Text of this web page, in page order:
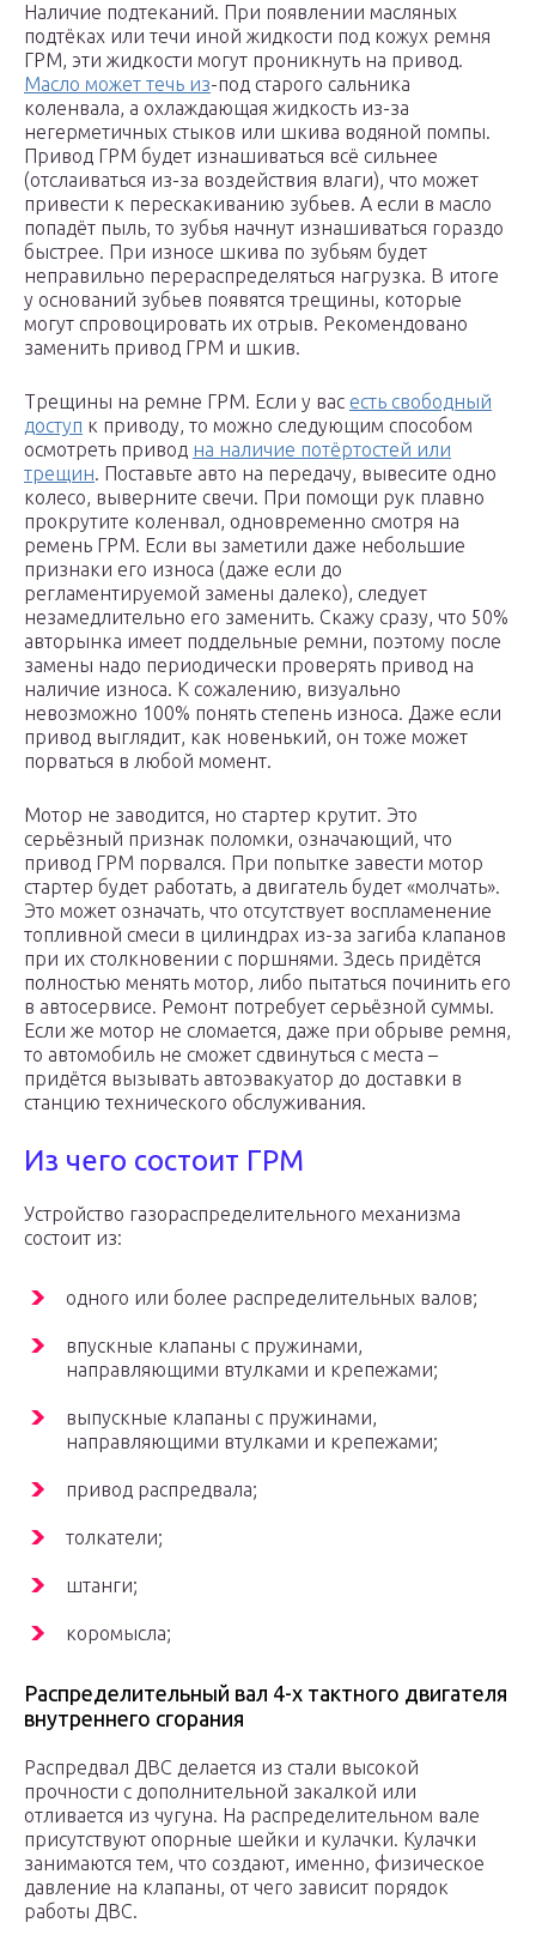
Наличие подтеканий. При появлении масляных
подтёках или течи иной жидкости под кожух ремня
ГРМ, эти жидкости могут проникнуть на привод.
Масло может течь из-под старого сальника
коленвала, а охлаждающая жидкость из-за
негерметичных стыков или шкива водяной помпы.
Привод ГРМ будет изнашиваться всё сильнее
(отслаиваться из-за воздействия влаги), что может
привести к перескакиванию зубьев. А если в масло
попадёт пыль, то зубья начнут изнашиваться гораздо
быстрее. При износе шкива по зубьям будет
неправильно перераспределяться нагрузка. В итоге
у оснований зубьев появятся трещины, которые
могут спровоцировать их отрыв. Рекомендовано
заменить привод ГРМ и шкив.
Трещины на ремне ГРМ. Если у вас есть свободный
доступ к приводу, то можно следующим способом
осмотреть привод на наличие потёртостей или
трещин. Поставьте авто на передачу, вывесите одно
колесо, выверните свечи. При помощи рук плавно
прокрутите коленвал, одновременно смотря на
ремень ГРМ. Если вы заметили даже небольшие
признаки его износа (даже если до
регламентируемой замены далеко), следует
незамедлительно его заменить. Скажу сразу, что 50%
авторынка имеет поддельные ремни, поэтому после
замены надо периодически проверять привод на
наличие износа. К сожалению, визуально
невозможно 100% понять степень износа. Даже если
привод выглядит, как новенький, он тоже может
порваться в любой момент.
Мотор не заводится, но стартер крутит. Это
серьёзный признак поломки, означающий, что
привод ГРМ порвался. При попытке завести мотор
стартер будет работать, а двигатель будет «молчать».
Это может означать, что отсутствует воспламенение
топливной смеси в цилиндрах из-за загиба клапанов
при их столкновении с поршнями. Здесь придётся
полностью менять мотор, либо пытаться починить его
в автосервисе. Ремонт потребует серьёзной суммы.
Если же мотор не сломается, даже при обрыве ремня,
то автомобиль не сможет сдвинуться с места –
придётся вызывать автоэвакуатор до доставки в
станцию технического обслуживания.
Из чего состоит ГРМ
Устройство газораспределительного механизма
состоит из:
одного или более распределительных валов;
впускные клапаны с пружинами,
направляющими втулками и крепежами;
выпускные клапаны с пружинами,
направляющими втулками и крепежами;
привод распредвала;
толкатели;
штанги;
коромысла;
Распределительный вал 4-х тактного двигателя
внутреннего сгорания
Распредвал ДВС делается из стали высокой
прочности с дополнительной закалкой или
отливается из чугуна. На распределительном вале
присутствуют опорные шейки и кулачки. Кулачки
занимаются тем, что создают, именно, физическое
давление на клапаны, от чего зависит порядок
работы ДВС.